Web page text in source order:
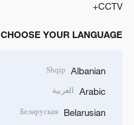
CCTV+
CHOOSE YOUR LANGUAGE
Albanian
Shqip
Arabic العربية
Belarusian
Беларуская